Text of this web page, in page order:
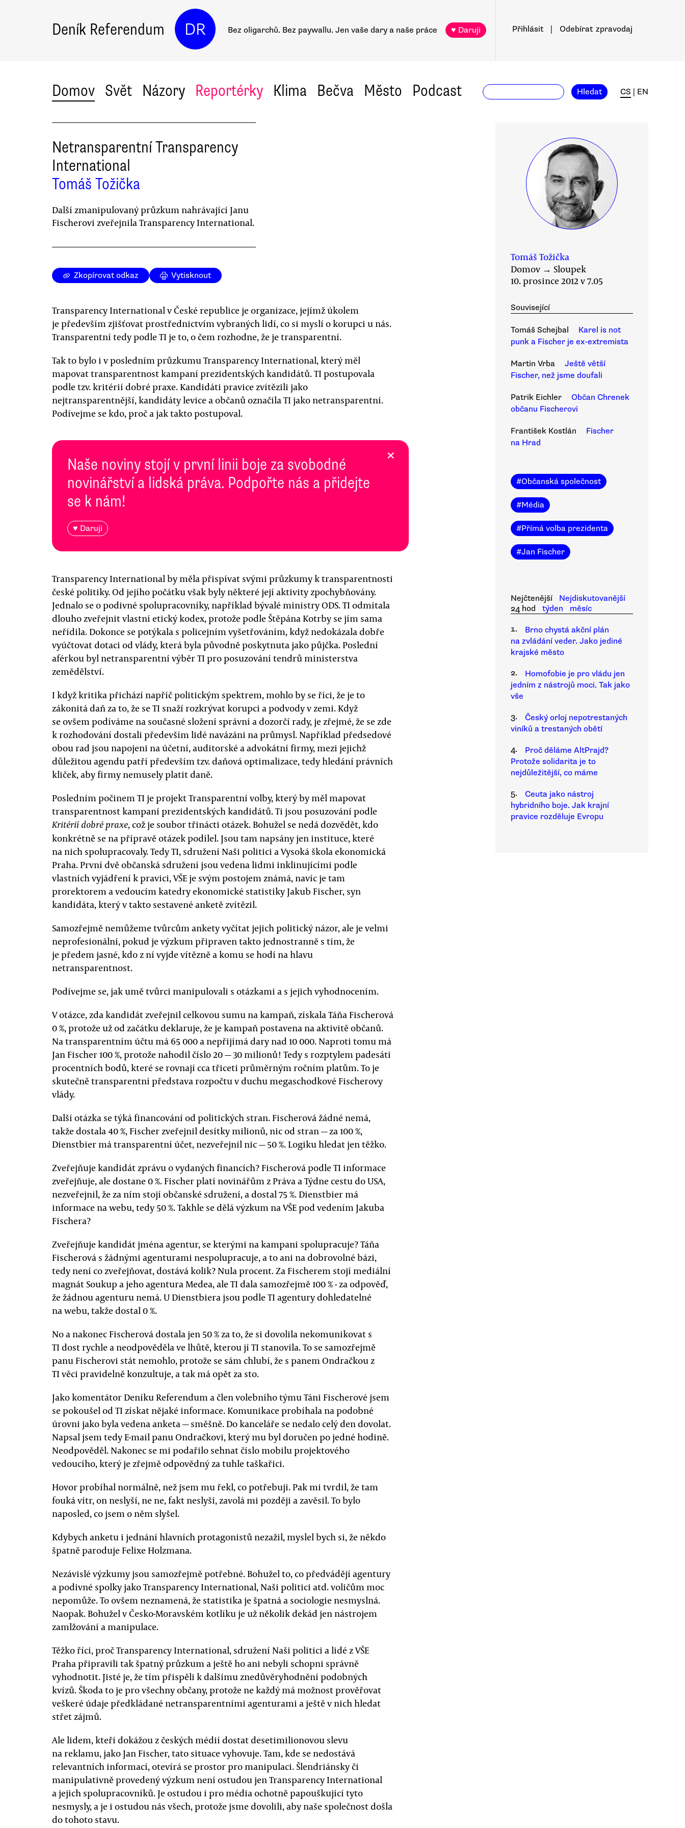
Deník Referendum DR Bez oligarchů. Bez paywallu. Jen vaše dary a naše práce ♥ Daruji Přihlásit Odebírat zpravodaj
Domov Svět Názory Reportérky Klima Bečva Město Podcast Hledat CS EN
Netransparentní Transparency
International
Tomáš Tožička
Další zmanipulovaný průzkum nahrávající Janu
Fischerovi zveřejnila Transparency International.
Zkopírovat odkaz Vytisknout
Transparency International v České republice je organizace, jejímž úkolem
je především zjišťovat prostřednictvím vybraných lidí, co si myslí o korupci u nás.
Transparentní tedy podle TI je to, o čem rozhodne, že je transparentní.
Tak to bylo i v posledním průzkumu Transparency International, který měl
mapovat transparentnost kampaní prezidentských kandidátů. TI postupovala
podle tzv. kritérií dobré praxe. Kandidáti pravice zvítězili jako
nejtransparentnější, kandidáty levice a občanů označila TI jako netransparentní.
Podívejme se kdo, proč a jak takto postupoval.
Naše noviny stojí v první linii boje za svobodné
novinářství a lidská práva. Podpořte nás a přidejte
se k nám!
♥ Daruji
×
Transparency International by měla přispívat svými průzkumy k transparentnosti
české politiky. Od jejího počátku však byly některé její aktivity zpochybňovány.
Jednalo se o podivné spolupracovníky, například bývalé ministry ODS. TI odmítala
dlouho zveřejnit vlastní etický kodex, protože podle Štěpána Kotrby se jím sama
neřídila. Dokonce se potýkala s policejním vyšetřováním, když nedokázala dobře
vyúčtovat dotaci od vlády, která byla původně poskytnuta jako půjčka. Poslední
aférkou byl netransparentní výběr TI pro posuzování tendrů ministerstva
zemědělství.
I když kritika přichází napříč politickým spektrem, mohlo by se říci, že je to
zákonitá daň za to, že se TI snaží rozkrývat korupci a podvody v zemi. Když
se ovšem podíváme na současné složení správní a dozorčí rady, je zřejmé, že se zde
k rozhodování dostali především lidé navázáni na průmysl. Například předsedové
obou rad jsou napojeni na účetní, auditorské a advokátní firmy, mezi jejichž
důležitou agendu patří především tzv. daňová optimalizace, tedy hledání právních
kliček, aby firmy nemusely platit daně.
Posledním počinem TI je projekt Transparentní volby, který by měl mapovat
transparentnost kampaní prezidentských kandidátů. Ti jsou posuzování podle
Kritérií dobré praxe, což je soubor třinácti otázek. Bohužel se nedá dozvědět, kdo
konkrétně se na přípravě otázek podílel. Jsou tam napsány jen instituce, které
na nich spolupracovaly. Tedy TI, sdružení Naši politici a Vysoká škola ekonomická
Praha. První dvě občanská sdružení jsou vedena lidmi inklinujícími podle
vlastních vyjádření k pravici, VŠE je svým postojem známá, navíc je tam
prorektorem a vedoucím katedry ekonomické statistiky Jakub Fischer, syn
kandidáta, který v takto sestavené anketě zvítězil.
Samozřejmě nemůžeme tvůrcům ankety vyčítat jejich politický názor, ale je velmi
neprofesionální, pokud je výzkum připraven takto jednostranně s tím, že
je předem jasné, kdo z ní vyjde vítězně a komu se hodí na hlavu
netransparentnost.
Podívejme se, jak umě tvůrci manipulovali s otázkami a s jejich vyhodnocením.
V otázce, zda kandidát zveřejnil celkovou sumu na kampaň, získala Táňa Fischerová
0 %, protože už od začátku deklaruje, že je kampaň postavena na aktivitě občanů.
Na transparentním účtu má 65 000 a nepřijímá dary nad 10 000. Naproti tomu má
Jan Fischer 100 %, protože nahodil číslo 20 — 30 milionů! Tedy s rozptylem padesáti
procentních bodů, které se rovnají cca třiceti průměrným ročním platům. To je
skutečně transparentní představa rozpočtu v duchu megaschodkové Fischerovy
vlády.
Další otázka se týká financování od politických stran. Fischerová žádné nemá,
takže dostala 40 %, Fischer zveřejnil desítky milionů, nic od stran — za 100 %,
Dienstbier má transparentní účet, nezveřejnil nic — 50 %. Logiku hledat jen těžko.
Zveřejňuje kandidát zprávu o vydaných financích? Fischerová podle TI informace
zveřejňuje, ale dostane 0 %. Fischer platí novinářům z Práva a Týdne cestu do USA,
nezveřejnil, že za ním stojí občanské sdružení, a dostal 75 %. Dienstbier má
informace na webu, tedy 50 %. Takhle se dělá výzkum na VŠE pod vedením Jakuba
Fischera?
Zveřejňuje kandidát jména agentur, se kterými na kampani spolupracuje? Táňa
Fischerová s žádnými agenturami nespolupracuje, a to ani na dobrovolné bázi,
tedy není co zveřejňovat, dostává kolik? Nula procent. Za Fischerem stojí mediální
magnát Soukup a jeho agentura Medea, ale TI dala samozřejmě 100 % - za odpověď,
že žádnou agenturu nemá. U Dienstbiera jsou podle TI agentury dohledatelné
na webu, takže dostal 0 %.
No a nakonec Fischerová dostala jen 50 % za to, že si dovolila nekomunikovat s
TI dost rychle a neodpověděla ve lhůtě, kterou jí TI stanovila. To se samozřejmě
panu Fischerovi stát nemohlo, protože se sám chlubí, že s panem Ondračkou z
TI věci pravidelně konzultuje, a tak má opět za sto.
Jako komentátor Deníku Referendum a člen volebního týmu Táni Fischerové jsem
se pokoušel od TI získat nějaké informace. Komunikace probíhala na podobné
úrovni jako byla vedena anketa — směšně. Do kanceláře se nedalo celý den dovolat.
Napsal jsem tedy E-mail panu Ondračkovi, který mu byl doručen po jedné hodině.
Neodpověděl. Nakonec se mi podařilo sehnat číslo mobilu projektového
vedoucího, který je zřejmě odpovědný za tuhle taškařici.
Hovor probíhal normálně, než jsem mu řekl, co potřebuji. Pak mi tvrdil, že tam
fouká vítr, on neslyší, ne ne, fakt neslyší, zavolá mi později a zavěsil. To bylo
naposled, co jsem o něm slyšel.
Kdybych anketu i jednání hlavních protagonistů nezažil, myslel bych si, že někdo
špatně paroduje Felixe Holzmana.
Nezávislé výzkumy jsou samozřejmě potřebné. Bohužel to, co předvádějí agentury
a podivné spolky jako Transparency International, Naši politici atd. voličům moc
nepomůže. To ovšem neznamená, že statistika je špatná a sociologie nesmyslná.
Naopak. Bohužel v Česko-Moravském kotlíku je už několik dekád jen nástrojem
zamlžování a manipulace.
Těžko říci, proč Transparency International, sdružení Naši politici a lidé z VŠE
Praha připravili tak špatný průzkum a ještě ho ani nebyli schopni správně
vyhodnotit. Jisté je, že tím přispěli k dalšímu znedůvěryhodnění podobných
kvízů. Škoda to je pro všechny občany, protože ne každý má možnost prověřovat
veškeré údaje předkládané netransparentními agenturami a ještě v nich hledat
střet zájmů.
Ale lidem, kteří dokážou z českých médií dostat desetimilionovou slevu
na reklamu, jako Jan Fischer, tato situace vyhovuje. Tam, kde se nedostává
relevantních informací, otevírá se prostor pro manipulaci. Šlendriánsky či
manipulativně provedený výzkum není ostudou jen Transparency International
a jejich spolupracovníků. Je ostudou i pro média ochotně papouškující tyto
nesmysly, a je i ostudou nás všech, protože jsme dovolili, aby naše společnost došla
do tohoto stavu.
Tomáš Tožička
Domov → Sloupek
10. prosince 2012 v 7.05
Související
Tomáš Schejbal
Karel is not
punk a Fischer je ex-extremista
Martin Vrba
Ještě větší
Fischer, než jsme doufali
Patrik Eichler
Občan Chrenek
občanu Fischerovi
František Kostlán
Fischer
na Hrad
#Občanská společnost
#Média
#Přímá volba prezidenta
#Jan Fischer
Nejčtenější
Nejdiskutovanější
24 hod
týden
měsíc
1.
Brno chystá akční plán
na zvládání veder. Jako jediné
krajské město
2.
Homofobie je pro vládu jen
jedním z nástrojů moci. Tak jako
vše
3.
Český orloj nepotrestaných
viníků a trestaných obětí
4.
Proč děláme AltPrajd?
Protože solidarita je to
nejdůležitější, co máme
5.
Ceuta jako nástroj
hybridního boje. Jak krajní
pravice rozděluje Evropu